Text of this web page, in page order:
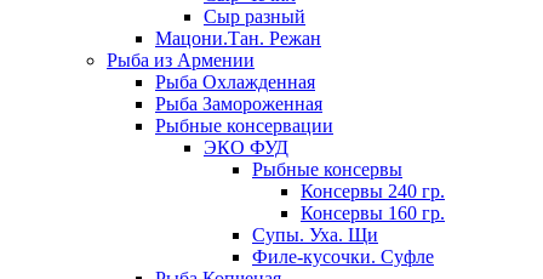
Сыр разный
Мацони.Тан. Режан
Рыба из Армении
Рыба Охлажденная
Рыба Замороженная
Рыбные консервации
ЭКО ФУД
Рыбные консервы
Консервы 240 гр.
Консервы 160 гр.
Супы. Уха. Щи
Филе-кусочки. Суфле